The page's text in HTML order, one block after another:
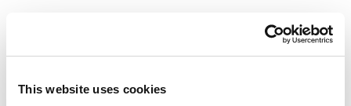
This website uses cookiesNa walentynki